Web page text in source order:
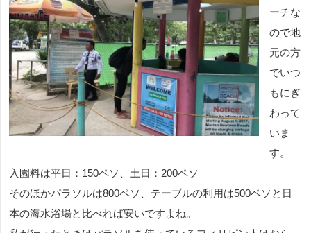
ーチな
ので地
元の方
でいつ
もにぎ
わって
いま
す。
入園料は平日： 150ペソ、土日： 200ペソ
そのほかパラソルは800ペソ、テーブルの利用は500ペソと日
本の海水浴場と比べれば安いですよね。